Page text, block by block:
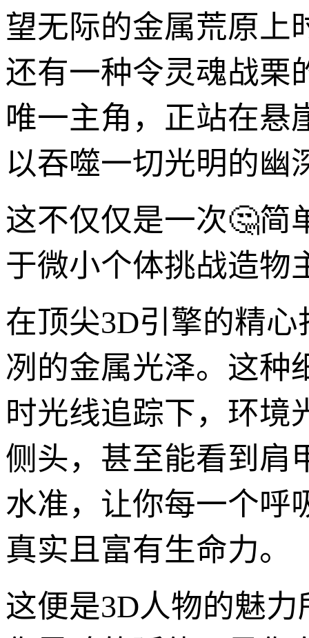
望无际的金属荒原上
还有一种令灵魂战栗
唯一主角，正站在悬
以吞噬一切光明的幽
这不仅仅是一次🤔简
于微小个体挑战造物
在顶尖3D引擎的精
冽的金属光泽。这种
时光线追踪下，环境
侧头，甚至能看到肩
水准，让你每一个呼
真实且富有生命力。
这便是3D人物的魅